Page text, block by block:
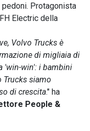
Protagonista
Electric della
Volvo Trucks è
di migliaia di
'win-win': i bambini
Trucks siamo
di crescita." ha
People &